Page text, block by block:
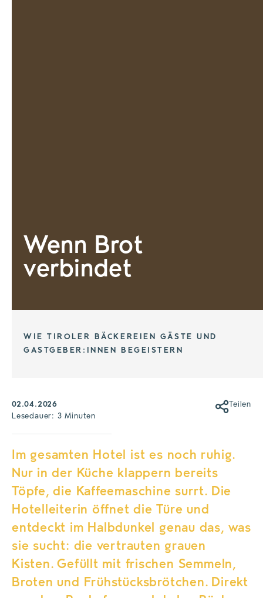
Wenn Brot
verbindet
WIE TIROLER BÄCKEREIEN GÄSTE UND
GASTGEBER:INNEN BEGEISTERN
02.04.2026
Lesedauer: 3 Minuten
Teilen
Im gesamten Hotel ist es noch ruhig.
Nur in der Küche klappern bereits
Töpfe, die Kaffeemaschine surrt. Die
Hotelleiterin öffnet die Türe und
entdeckt im Halbdunkel genau das, was
sie sucht: die vertrauten grauen
Kisten. Gefüllt mit frischen Semmeln,
Broten und Frühstücksbrötchen. Direkt